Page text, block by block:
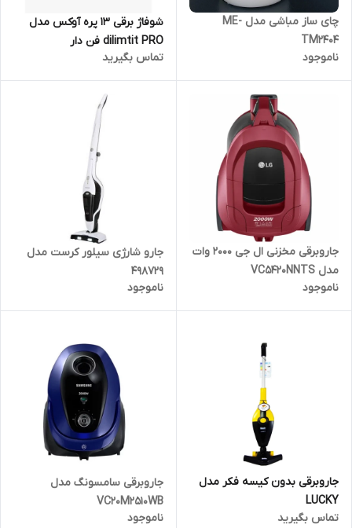
چای ساز مباشی مدل ME-
TM2404
ناموجود
شوفاژ برقی 13 پره آوکس مدل
dilimtit PRO فن دار
تماس بگیرید
جاروبرقی مخزنی ال جی 2000 وات
مدل VC5420NNTS
ناموجود
جارو شارژی سیلور کرست مدل
498729
ناموجود
جاروبرقی بدون کیسه فکر مدل
LUCKY
تماس بگیرید
جاروبرقی سامسونگ مدل
VC20M2510WB
ناموجود